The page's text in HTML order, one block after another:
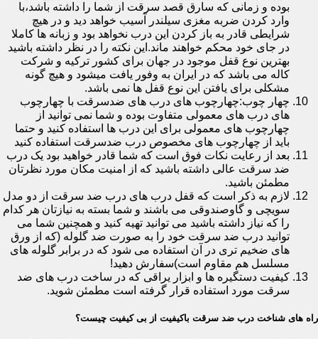
بوده و زمانی که سارق قصد سرقت از شما را داشته باشد،با
وارد کردن ضربه مغزی سیلندر آسیب خواهد دید و در هیچ
شرایطی قادر به باز کردن این درب نخواهد بود و زبانه ها کاملا
در جای خود محکم خواهند ماند.این نکته را در نظر داشته باشید
بهترین نوع قفل موجود در جهان برای کشور ترکیه و شرکت
کاله می باشد که در ایران به وفور یافت میشود و هیچ گونه
مشکلی برای یافتن این نوع قفل ها نمی باشد.
چهار چوب:چهارچوب های درب های ضدسرقت با چهارچوب
های درب های معمولی متفاوت بوده و شما نمی توانید از
چهارچوب های معمولی برای این درب ها استفاده کنید و حتما
باید از چهارچوب های مخصوص درب ضدسرقت استفاده کنید
بعد از رعایت نکات فوق است که شما قادر خواهید بود یک درب
ضد سرقت عالی داشته باشید که از امنیت مکان مورد نظرتان
مطمئن باشید.
لازم به ذکر است که قفل درب های درب ضد سرقت از دو مدل
سویچی و گاوصندوقی می باشند و شما بسته به نیازتان هر کدام
را که نیاز داشته باشید می توانید تهیه کنید و همچنین شما می
توانید درب ضد سرقت خود را به صورت ضد گلوله (که از ورق
های ضخیم تری در آن استفاده می شود که در برابر گلوله های
مسلسل هم مقاوم است)سفارش دهید!
کیفیت دستگیره ها و ابزار یراقی که در ساخت درب های ضد
سرقت مورد استفاده قرار گرفته است مطمئن شوید.
راه های شناخت درب ضد سرقت باکیفیت از بی کیفیت چیست؟